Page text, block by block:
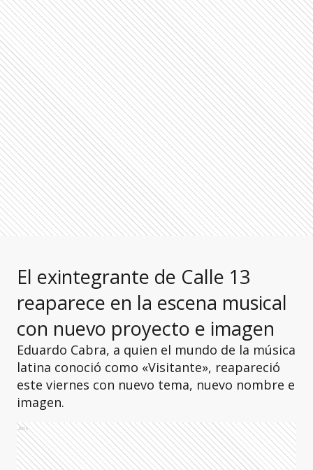
El exintegrante de Calle 13
reaparece en la escena musical
con nuevo proyecto e imagen
Eduardo Cabra, a quien el mundo de la música
latina conoció como «Visitante», reapareció
este viernes con nuevo tema, nuevo nombre e
imagen.
Ads